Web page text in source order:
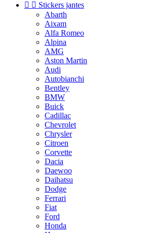
  Stickers jantes
Abarth
Aixam
Alfa Romeo
Alpina
AMG
Aston Martin
Audi
Autobianchi
Bentley
BMW
Buick
Cadillac
Chevrolet
Chrysler
Citroen
Corvette
Dacia
Daewoo
Daihatsu
Dodge
Ferrari
Fiat
Ford
Honda